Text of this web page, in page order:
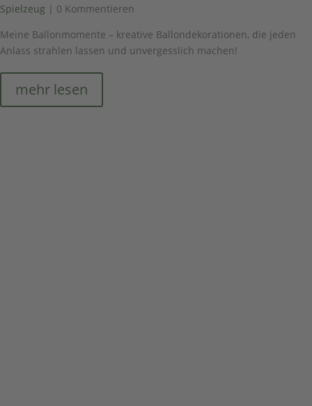
Spielzeug | 0 Kommentieren
Meine Ballonmomente – kreative Ballondekorationen, die jeden
Anlass strahlen lassen und unvergesslich machen!
mehr lesen